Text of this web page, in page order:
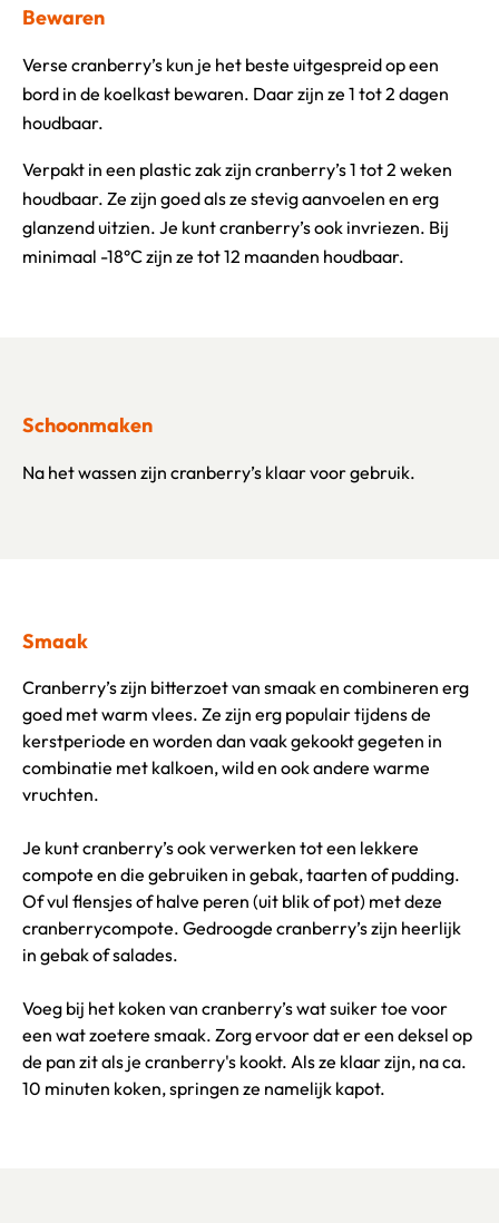
Bewaren
Verse cranberry’s kun je het beste uitgespreid op een
bord in de koelkast bewaren. Daar zijn ze 1 tot 2 dagen
houdbaar.
Verpakt in een plastic zak zijn cranberry’s 1 tot 2 weken
houdbaar. Ze zijn goed als ze stevig aanvoelen en erg
glanzend uitzien. Je kunt cranberry’s ook invriezen. Bij
minimaal -18°C zijn ze tot 12 maanden houdbaar.
Schoonmaken
Na het wassen zijn cranberry’s klaar voor gebruik.
Smaak
Cranberry’s zijn bitterzoet van smaak en combineren erg
goed met warm vlees. Ze zijn erg populair tijdens de
kerstperiode en worden dan vaak gekookt gegeten in
combinatie met kalkoen, wild en ook andere warme
vruchten.
Je kunt cranberry’s ook verwerken tot een lekkere
compote en die gebruiken in gebak, taarten of pudding.
Of vul flensjes of halve peren (uit blik of pot) met deze
cranberrycompote. Gedroogde cranberry’s zijn heerlijk
in gebak of salades.
Voeg bij het koken van cranberry’s wat suiker toe voor
een wat zoetere smaak. Zorg ervoor dat er een deksel op
de pan zit als je cranberry's kookt. Als ze klaar zijn, na ca.
10 minuten koken, springen ze namelijk kapot.